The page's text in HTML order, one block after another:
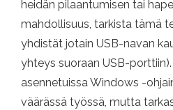
heidän pilaantumisen tai
mahdollisuus, tarkista tämä
yhdistät jotain USB-navan
yhteys suoraan USB-
asennetuissa Windows -
väärässä työssä, mutta